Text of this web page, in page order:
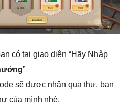
có tại giao diện “Hãy Nhập
”
sẽ được nhận qua thư, bạn
của mình nhé.